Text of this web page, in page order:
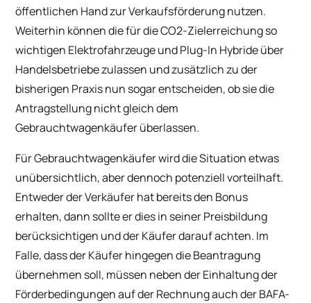
öffentlichen Hand zur Verkaufsförderung nutzen.
Weiterhin können die für die CO2-Zielerreichung so
wichtigen Elektrofahrzeuge und Plug-In Hybride über
Handelsbetriebe zulassen und zusätzlich zu der
bisherigen Praxis nun sogar entscheiden, ob sie die
Antragstellung nicht gleich dem
Gebrauchtwagenkäufer überlassen.
Für Gebrauchtwagenkäufer wird die Situation etwas
unübersichtlich, aber dennoch potenziell vorteilhaft.
Entweder der Verkäufer hat bereits den Bonus
erhalten, dann sollte er dies in seiner Preisbildung
berücksichtigen und der Käufer darauf achten. Im
Falle, dass der Käufer hingegen die Beantragung
übernehmen soll, müssen neben der Einhaltung der
Förderbedingungen auf der Rechnung auch der BAFA-